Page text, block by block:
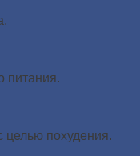
питания.
целью похудения.